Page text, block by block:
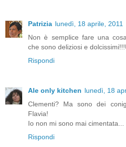
Patrizia lunedì, 18 aprile, 2011
Non è semplice fare una
che sono deliziosi e
Rispondi
Ale only kitchen lunedì, 18
Clementi? Ma sono dei
Flavia!
Io non mi sono mai cimentata...
Rispondi